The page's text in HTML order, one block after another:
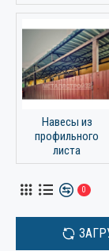
Навесы из
профильного
листа
0